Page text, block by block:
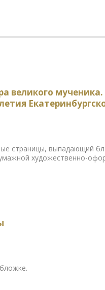
великого
страницы, выпадающий
художественно-